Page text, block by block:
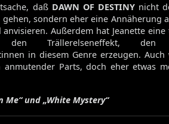
daß DAWN OF DESTINY nicht
sondern eher eine Annäherung
Außerdem hat Jeanette
den Trällerelseneffekt,
in diesem Genre erzeugen.
Parts, doch eher etwas
Me“ und „White Mystery“